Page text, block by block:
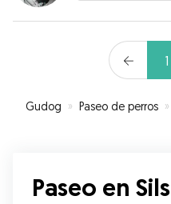
1
Gudog » Paseo de perros »
Paseo en Sils